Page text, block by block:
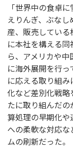
「世界中の食卓
えりんぎ、ぶな
産、販売してい
に本社を構える
ら、アメリカや
に海外展開を行
に応える取り組
化など差別化戦
たに取り組んだ
算処理の早期化
への柔軟な対応
ムの刷新だった。